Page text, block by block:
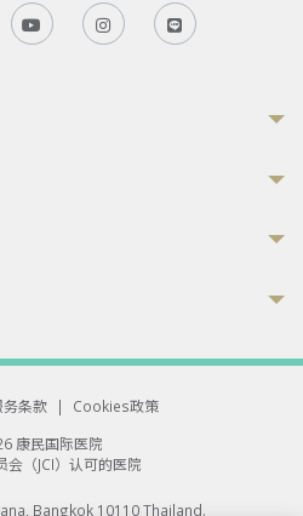
务条款 |
Cookies政策
康民国际医院
会（JCI）认可的医院
Bangkok 10110 Thailand.